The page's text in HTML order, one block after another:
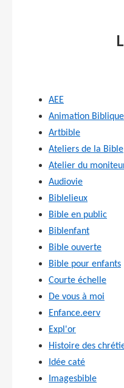
AEE
Animation Biblique
Artbible
Ateliers de la Bible
Atelier du
Audiovie
Biblelieux
Bible en public
Biblenfant
Bible ouverte
Bible pour enfants
Courte échelle
De vous à moi
Enfance.eerv
Expl'or
Histoire des
Idée caté
Imagesbible